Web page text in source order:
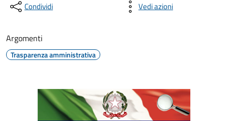
Condividi Vedi azioni
Argomenti
Trasparenza amministrativa